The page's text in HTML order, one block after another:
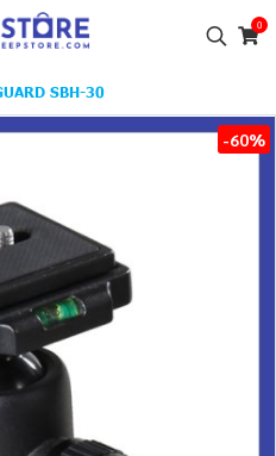
0
SBH-30
-60%